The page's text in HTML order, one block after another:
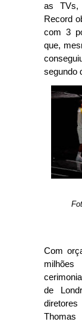
as TVs,
Record
com 3
que,
segundo
Com
de
Thomas